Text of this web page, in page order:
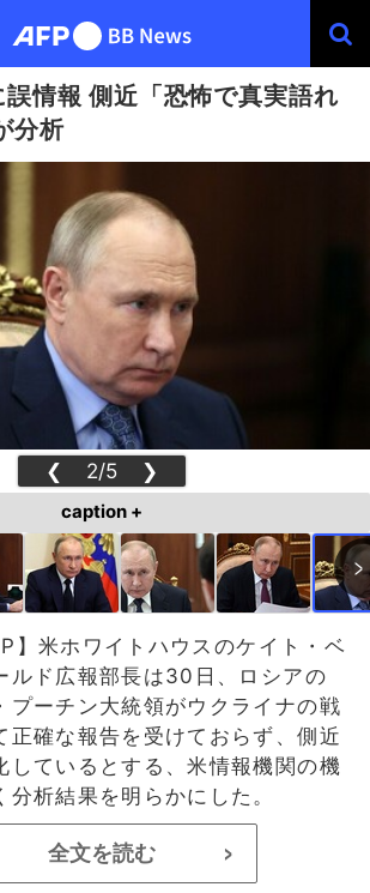
情報 側近「恐怖で真実語れ
分析
❮ 2/5 ❯
caption +
】米ホワイトハウスのケイト・ベ
ルド広報部長は30日、ロシアの
プーチン大統領がウクライナの戦
正確な報告を受けておらず、側近
しているとする、米情報機関の機
分析結果を明らかにした。
全文を読む >